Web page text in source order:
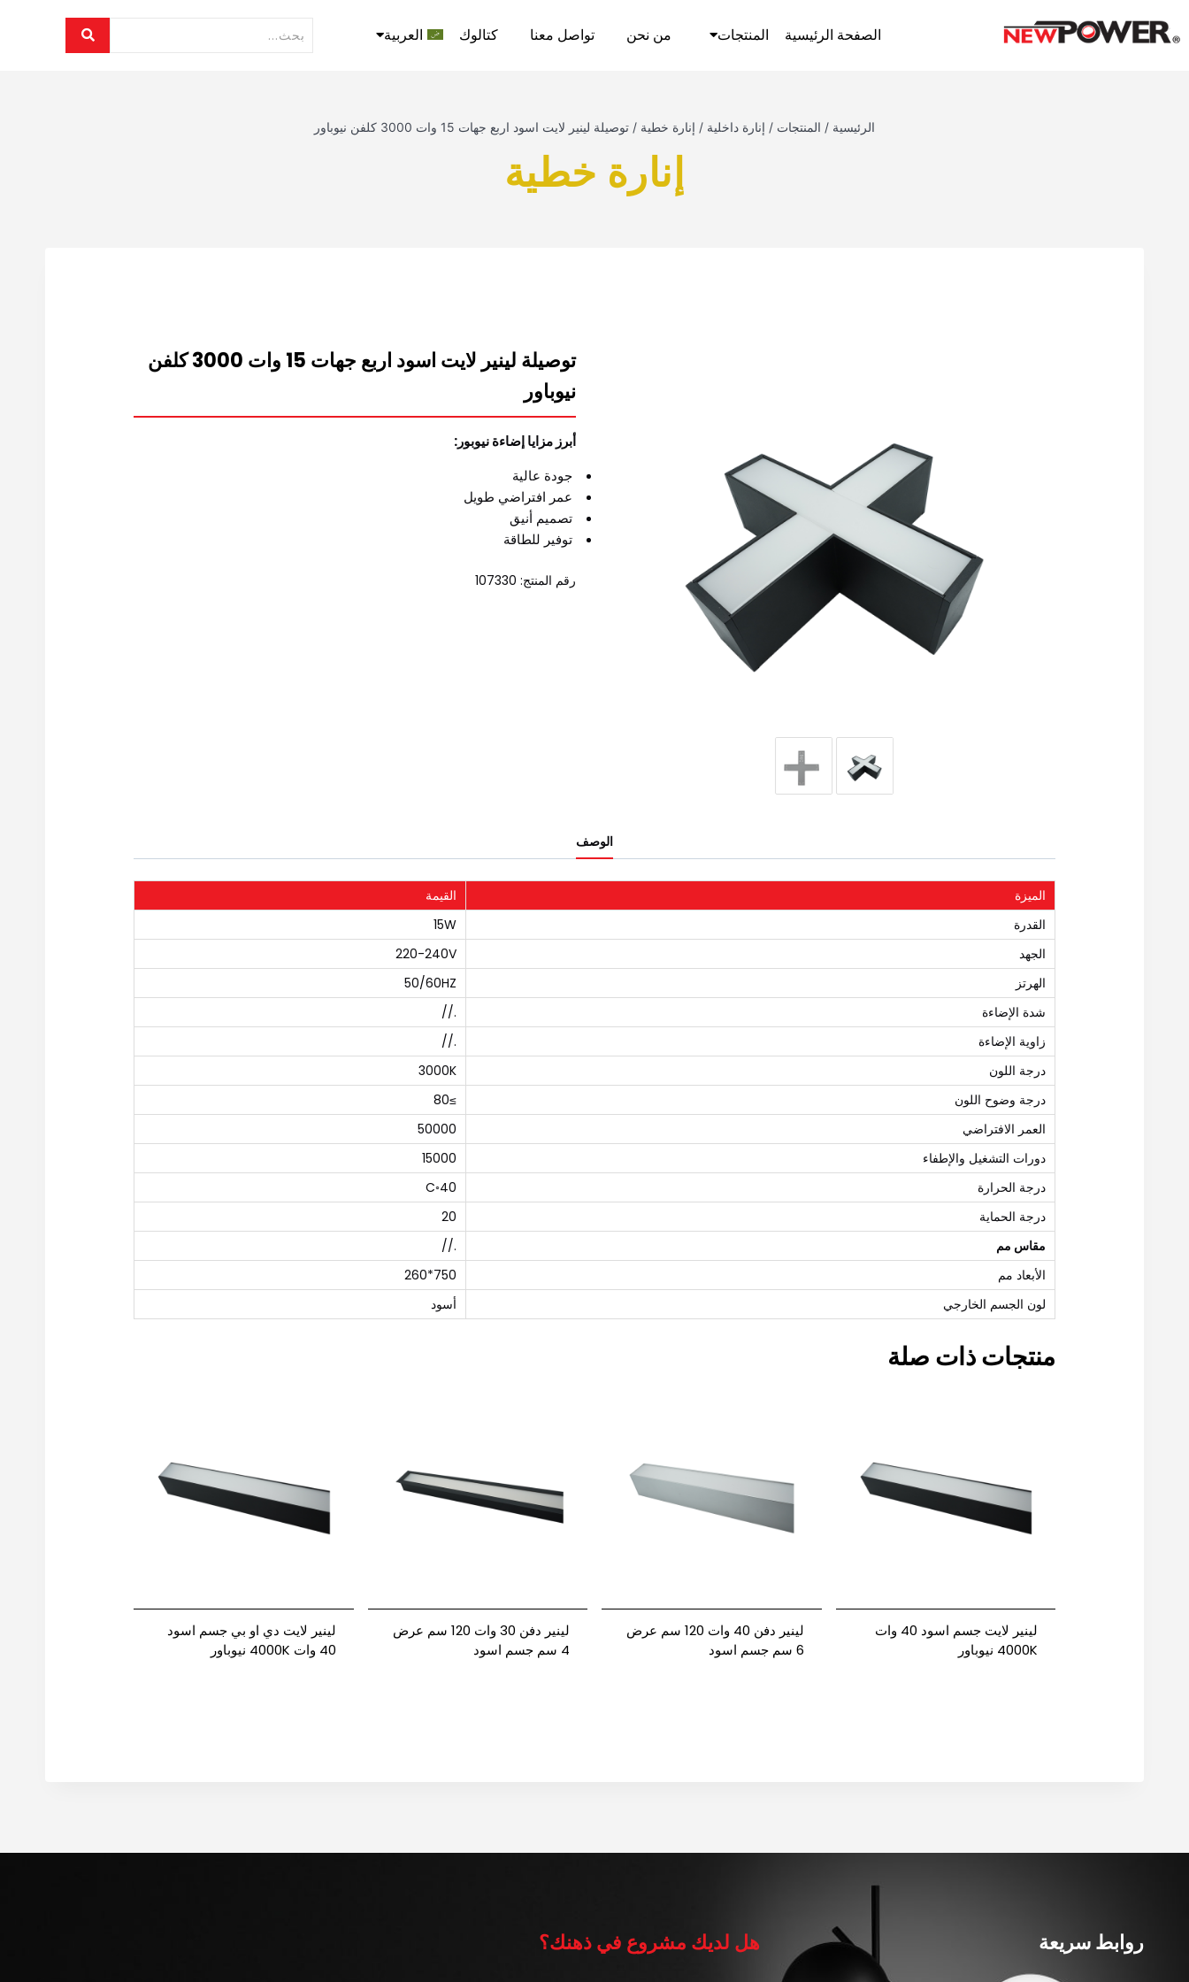
الصفحة الرئيسية المنتجات من نحن تواصل معنا كتالوك العربية
الرئيسية / المنتجات / إنارة داخلية / إنارة خطية / توصيلة لينير لايت اسود اربع جهات 15 وات 3000 كلفن نيوباور
إنارة خطية
توصيلة لينير لايت اسود اربع جهات 15 وات 3000 كلفن
نيوباور
أبرز مزايا إضاءة نيوبور:
جودة عالية
عمر افتراضي طويل
تصميم أنيق
توفير للطاقة
رقم المنتج: 107330
الوصف
الميزة
القيمة
القدرة
15W
الجهد
220-240V
الهرتز
50/60HZ
شدة الإضاءة
.//
زاوية الإضاءة
.//
درجة اللون
3000K
درجة وضوح اللون
≥80
العمر الافتراضي
50000
دورات التشغيل والإطفاء
15000
درجة الحرارة
40◦C
درجة الحماية
20
مقاس مم
.//
الأبعاد مم
750*260
لون الجسم الخارجي
أسود
منتجات ذات صلة
لينير لايت جسم اسود 40 وات
4000K نيوباور
لينير دفن 40 وات 120 سم عرض
6 سم جسم اسود
لينير دفن 30 وات 120 سم عرض
4 سم جسم اسود
لينير لايت دي او بي جسم اسود
40 وات 4000K نيوباور
روابط سريعة هل لديك مشروع في ذهنك؟